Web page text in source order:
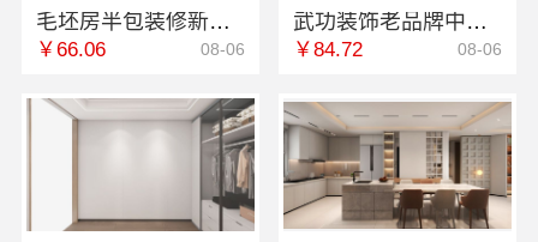
毛坯房半包装修新式中蓝建投武功分公司
￥66.06 08-06
武功装饰老品牌中蓝建投值得信赖
￥84.72 08-06